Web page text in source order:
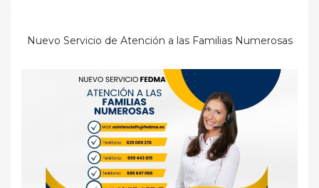
Nuevo Servicio de Atención a las Familias Numerosas